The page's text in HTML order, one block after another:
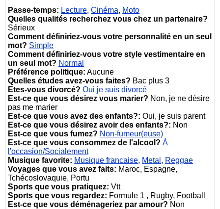
Passe-temps: Lecture,Cinéma, Moto
Quelles qualités recherchez vous chez un partenaire?
Sérieux
Comment définiriez-vous votre personnalité en un seul
mot? Simple
Comment définiriez-vous votre style vestimentaire en
un seul mot? Normal
Préférence politique: Aucune
Quelles études avez-vous faites? Bac plus 3
Etes-vous divorcé? Oui je suis divorcé
Est-ce que vous désirez vous marier? Non, je ne désire
pas me marier
Est-ce que vous avez des enfants?: Oui, je suis parent
Est-ce que vous désirez avoir des enfants?: Non
Est-ce que vous fumez? Non-fumeur(euse)
Est-ce que vous consommez de l'alcool? À
l'occasion/Socialement
Musique favorite: Musique francaise, Metal , Reggae
Voyages que vous avez faits: Maroc, Espagne,
Tchécoslovaquie, Portu
Sports que vous pratiquez: Vtt
Sports que vous regardez: Formule 1 , Rugby, Football
Est-ce que vous déménageriez par amour? Non